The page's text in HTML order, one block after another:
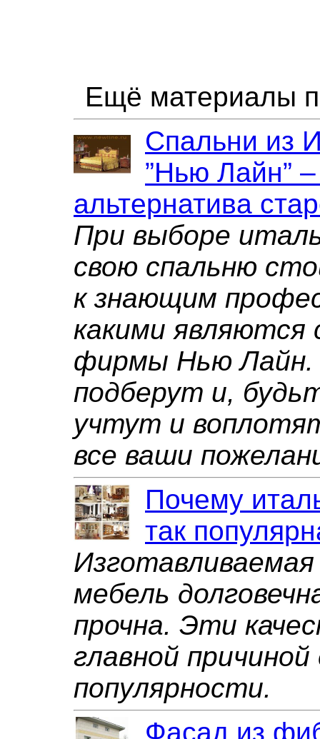
Ещё материалы
Спальни из
”Нью Лайн”
альтернатива
При выборе
свою спальню
к знающим
какими являются
фирмы Нью
подберут и,
учтут и
все ваши
Почему
так
мебель
прочна. Эти
главной причиной
популярности.
Фасад из